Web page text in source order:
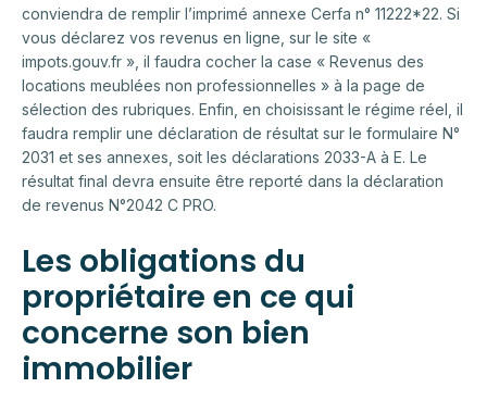
conviendra de remplir l’imprimé annexe Cerfa n° 11222*22. Si
vous déclarez vos revenus en ligne, sur le site «
impots.gouv.fr », il faudra cocher la case « Revenus des
locations meublées non professionnelles » à la page de
sélection des rubriques. Enfin, en choisissant le régime réel, il
faudra remplir une déclaration de résultat sur le formulaire N°
2031 et ses annexes, soit les déclarations 2033-A à E. Le
résultat final devra ensuite être reporté dans la déclaration
de revenus N°2042 C PRO.
Les obligations du
propriétaire en ce qui
concerne son bien
immobilier